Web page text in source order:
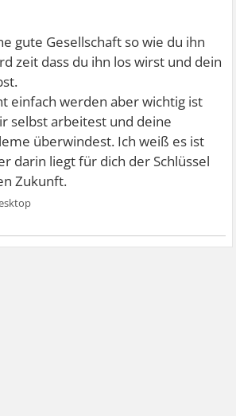
gute Gesellschaft so wie du ihn
zeit dass du ihn los wirst und dein
einfach werden aber wichtig ist
selbst arbeitest und deine
überwindest. Ich weiß es ist
darin liegt für dich der Schlüssel
Zukunft.